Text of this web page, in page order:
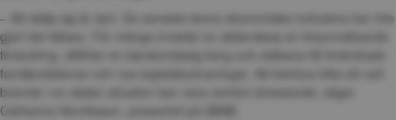
– Att skilja sig är dyrt. De senaste årens ekonomiska turbulens har inte
gjort det lättare. För många innebär en skilsmässa en livsomvälvande
förändring, alltifrån en känslomässig berg-och-dalbana till förändrade
familjerelationer och nya logistiskutmaningar. Att behöva hitta ett nytt
boende i en sådan situation kan vara oerhört stressande, säger
Catharina Henriksson, presschef på SBAB.